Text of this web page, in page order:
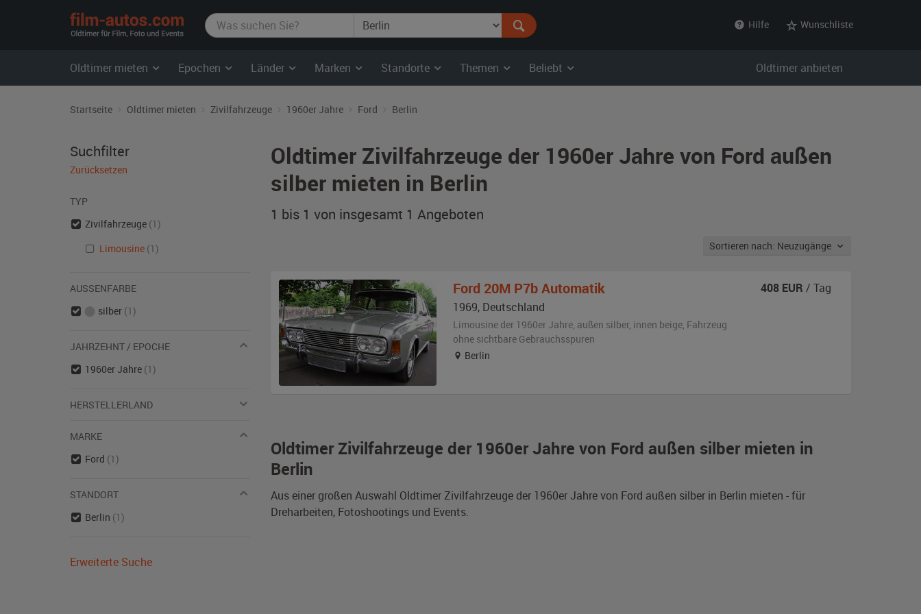
film-
autos.com
Hilfe Wunschliste
Oldtimer mieten Epochen Länder Marken Standorte Themen Beliebt Oldtimer anbieten
Startseite Oldtimer mieten Zivilfahrzeuge 1960er Jahre Ford Berlin
Oldtimer Zivilfahrzeuge der 1960er Jahre von Ford außen
silber mieten in Berlin
1 bis 1 von insgesamt 1 Angeboten
Sortieren nach: Neuzugänge
Oldtimer Zivilfahrzeuge der 1960er Jahre von Ford außen silber mieten in
Berlin
Aus einer großen Auswahl Oldtimer Zivilfahrzeuge der 1960er Jahre von Ford außen silber in Berlin mieten - für
Dreharbeiten, Fotoshootings und Events.
Ford 20M P7b Automatik
1969, Deutschland
Limousine der 1960er Jahre, außen silber, innen beige, Fahrzeug
ohne sichtbare Gebrauchsspuren
Berlin
408 EUR / Tag
Suchfilter
Zurücksetzen
TYP
Zivilfahrzeuge (1)
Limousine (1)
AUSSENFARBE
silber (1)
JAHRZEHNT / EPOCHE
1960er Jahre (1)
HERSTELLERLAND
MARKE
Ford (1)
STANDORT
Berlin (1)
Erweiterte Suche